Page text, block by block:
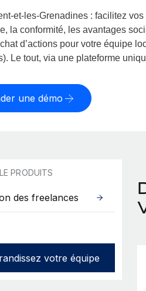
et-les-Grenadines : facilitez
la conformité, les avantages
d’actions pour votre équipe
Le tout, via une plateforme
une démo
PRODUITS
des freelances
votre équipe